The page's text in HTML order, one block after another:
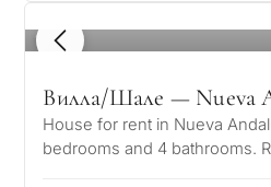
1 / 8
Вилла/Шале — Nueva
House for rent in Nueva
bedrooms and 4 bathrooms.